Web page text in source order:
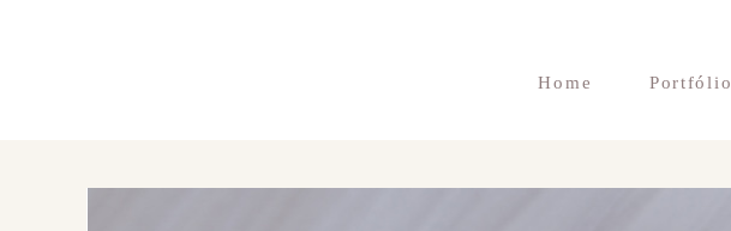
Home Portfólio